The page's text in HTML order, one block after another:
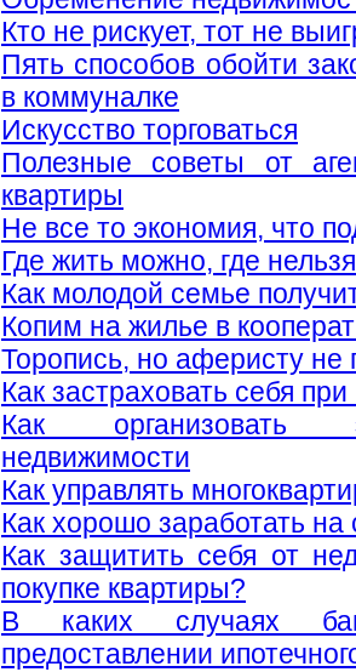
Кто не рискует, тот не
Пять способов обойти
в коммуналке
Искусство торговаться
Полезные советы от
квартиры
Не все то экономия, что
Где жить можно, где нельзя
Как молодой семье
Копим на жилье в
Торопись, но аферисту не
Как застраховать себя
Как организовать
недвижимости
Как управлять
Как хорошо заработать
Как защитить себя от
покупке квартиры?
В каких случаях
предоставлении